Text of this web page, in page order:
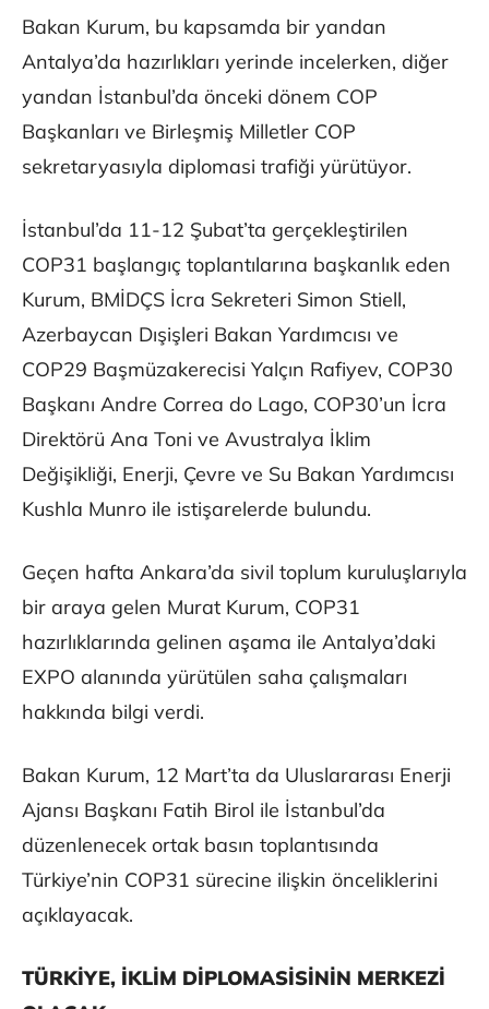
Bakan Kurum, bu kapsamda bir yandan
Antalya’da hazırlıkları yerinde incelerken, diğer
yandan İstanbul’da önceki dönem COP
Başkanları ve Birleşmiş Milletler COP
sekretaryasıyla diplomasi trafiği yürütüyor.
İstanbul’da 11-12 Şubat’ta gerçekleştirilen
COP31 başlangıç toplantılarına başkanlık eden
Kurum, BMİDÇS İcra Sekreteri Simon Stiell,
Azerbaycan Dışişleri Bakan Yardımcısı ve
COP29 Başmüzakerecisi Yalçın Rafiyev, COP30
Başkanı Andre Correa do Lago, COP30’un İcra
Direktörü Ana Toni ve Avustralya İklim
Değişikliği, Enerji, Çevre ve Su Bakan Yardımcısı
Kushla Munro ile istişarelerde bulundu.
Geçen hafta Ankara’da sivil toplum kuruluşlarıyla
bir araya gelen Murat Kurum, COP31
hazırlıklarında gelinen aşama ile Antalya’daki
EXPO alanında yürütülen saha çalışmaları
hakkında bilgi verdi.
Bakan Kurum, 12 Mart’ta da Uluslararası Enerji
Ajansı Başkanı Fatih Birol ile İstanbul’da
düzenlenecek ortak basın toplantısında
Türkiye’nin COP31 sürecine ilişkin önceliklerini
açıklayacak.
TÜRKİYE, İKLİM DİPLOMASİSİNİN MERKEZİ